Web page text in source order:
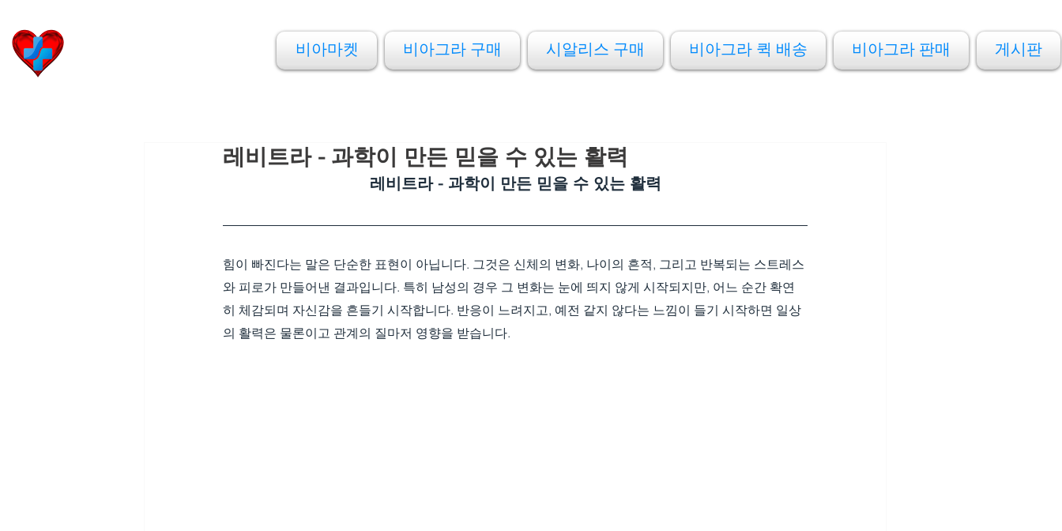
비아마켓 비아그라 구매 시알리스 구매 비아그라 퀵 배송 비아그라 판매 게시판
레비트라 - 과학이 만든 믿을 수 있는 활력
레비트라 - 과학이 만든 믿을 수 있는 활력
힘이 빠진다는 말은 단순한 표현이 아닙니다. 그것은 신체의 변화, 나이의 흔적, 그리고 반복되는 스트레스
와 피로가 만들어낸 결과입니다. 특히 남성의 경우 그 변화는 눈에 띄지 않게 시작되지만, 어느 순간 확연
히 체감되며 자신감을 흔들기 시작합니다. 반응이 느려지고, 예전 같지 않다는 느낌이 들기 시작하면 일상
의 활력은 물론이고 관계의 질마저 영향을 받습니다.